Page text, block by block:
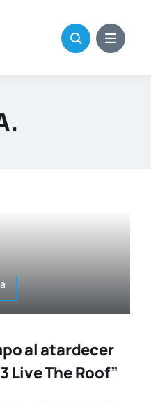
al atardecer
Live The Roof”